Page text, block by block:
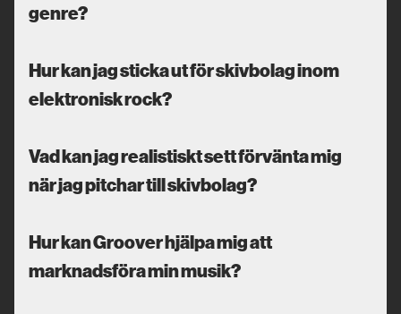
genre?
Hur kan jag sticka ut för skivbolag inom
elektronisk rock?
Vad kan jag realistiskt sett förvänta mig
när jag pitchar till skivbolag?
Hur kan Groover hjälpa mig att
marknadsföra min musik?